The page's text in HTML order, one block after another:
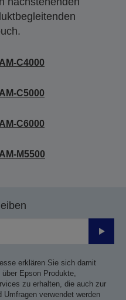
C4000
C5000
C6000
M5500
erklären Sie sich damit
Epson Produkte,
zu erhalten, die auch zur
Umfragen verwendet werden